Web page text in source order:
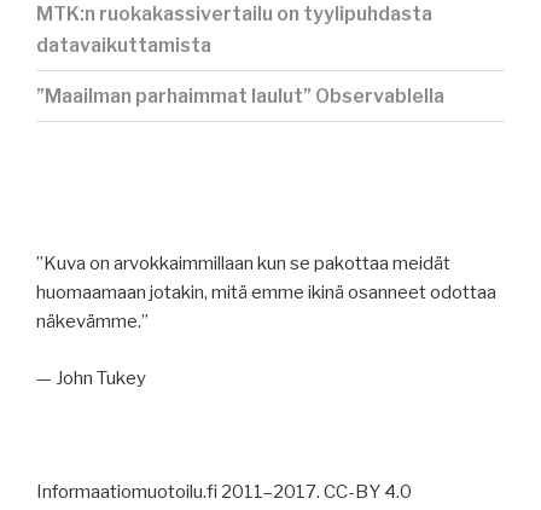
MTK:n ruokakassivertailu on tyylipuhdasta
datavaikuttamista
”Maailman parhaimmat laulut” Observablella
”Kuva on arvokkaimmillaan kun se pakottaa meidät
huomaamaan jotakin, mitä emme ikinä osanneet odottaa
näkevämme.”
— John Tukey
Informaatiomuotoilu.fi 2011–2017. CC-BY 4.0